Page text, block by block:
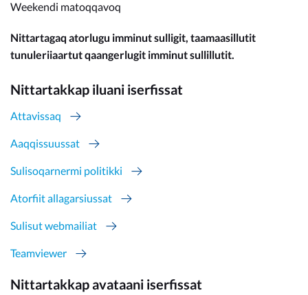
Weekendi matoqqavoq
Nittartagaq atorlugu imminut sulligit, taamaasillutit
tunuleriiaartut qaangerlugit imminut sullillutit.
Nittartakkap iluani iserfissat
Attavissaq
Aaqqissuussat
Sulisoqarnermi politikki
Atorfiit allagarsiussat
Sulisut webmailiat
Teamviewer
Nittartakkap avataani iserfissat